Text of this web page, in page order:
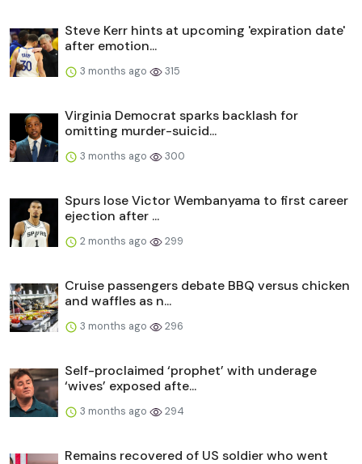
Steve Kerr hints at upcoming 'expiration date'
after emotion...
3 months ago 315
Virginia Democrat sparks backlash for
omitting murder-suicid...
3 months ago 300
Spurs lose Victor Wembanyama to first career
ejection after ...
2 months ago 299
Cruise passengers debate BBQ versus chicken
and waffles as n...
3 months ago 296
Self-proclaimed ‘prophet’ with underage
‘wives’ exposed afte...
3 months ago 294
Remains recovered of US soldier who went